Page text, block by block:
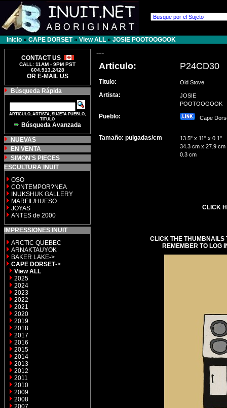
Inicio » CAPE DORSET» View ALL » JOSIE POOTOOGOOK
CONTACT US
CALL: 11AM - 9PM PST
604.913.2428
OR E-MAIL US
Búsqueda Rápida
ARTICULO, ARTISTA, SUJETA PUEBLO,
TITULO
Búsqueda Avanzada
NUEVAS
EN VENTA
SIMON'S PIECES
ESCULTURA INUIT
OSO
CONTEMPOR?NEA
INUKSHUK GALLERY
MARFIL/HUESO
JOYAS
ANTES de 2000
IMPRESSIONES INUIT
ARCTIC QUEBEC
ARNAKTAUYOK
BAKER LAKE->
CAPE DORSET->
View ALL
2025
2024
2023
2022
2021
2020
2019
2018
2017
2016
2015
2014
2013
2012
2011
2010
2009
2008
2007
---
Articulo: P24CD30
Titulo: Old Stove
Artista:
JOSIE
POOTOOGOOK
Pueblo: Cape
Tamaño: pulgadas/cm
13.5" x 11" x 0.1"
34.3 cm x 27.9 cm
0.3 cm
CLICK
CLICK THE THUMBNAILS
REMEMBER TO LOG